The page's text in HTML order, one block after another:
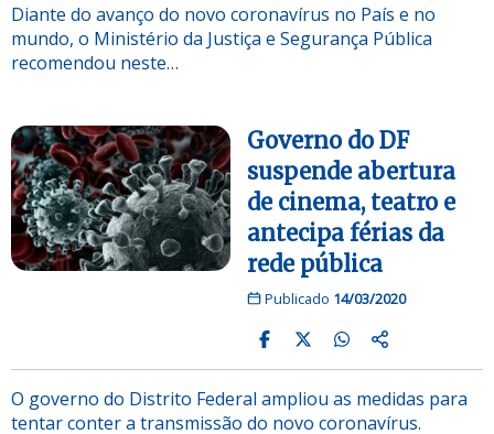
Diante do avanço do novo coronavírus no País e no
mundo, o Ministério da Justiça e Segurança Pública
recomendou neste…
Governo do DF
suspende abertura
de cinema, teatro e
antecipa férias da
rede pública
Publicado 14/03/2020
O governo do Distrito Federal ampliou as medidas para
tentar conter a transmissão do novo coronavírus.